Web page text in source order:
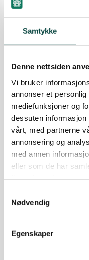
Samtykke
Denne nettsiden
Vi bruker
annonser et
mediefunksjoner og
dessuten informasjon
vårt, med partnerne
annonsering og
med annen
eller som de har
Nødvendig
Egenskaper
Sør-
Kirkenes
Aktuelt
Forbruk
Sør-
Den
Vi deler